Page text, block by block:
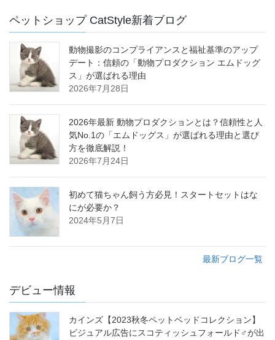
ペットショップ CatStyle新着ブログ
動物撮影のコンプライアンスと福祉基準のアップ
デート：信頼の「動物プロダクション エムドッグ
ス」が選ばれる理由
2026年7月28日
2026年最新 動物プロダクションとは？信頼性と人
気No.1の「エムドッグス」が選ばれる理由と選び
方を徹底解説！
2026年7月24日
初めて猫ちゃん飼う方必見！スタートセットはな
にが必要か？
2024年5月7日
最新ブログ一覧
デビュー情報
カインズ【2023秋冬ペットベッドコレクション】
ビジュアル広告にスコティッシュフォールド♂が出